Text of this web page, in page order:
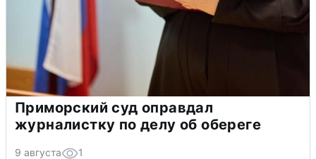
Приморский суд оправдал
журналистку по делу об обереге
9 августа 1